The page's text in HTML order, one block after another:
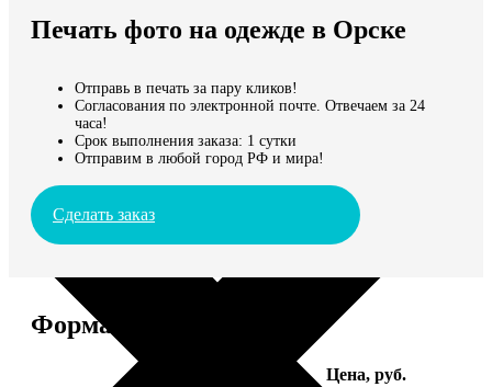
Мы доставляем по всему миру
Продолжить без города
Печать фото на одежде в Орске
Отправь в печать за пару кликов!
Согласования по электронной почте. Отвечаем за 24
часа!
Срок выполнения заказа: 1 сутки
Отправим в любой город РФ и мира!
Сделать заказ
Форматы и цены
Цена, руб.